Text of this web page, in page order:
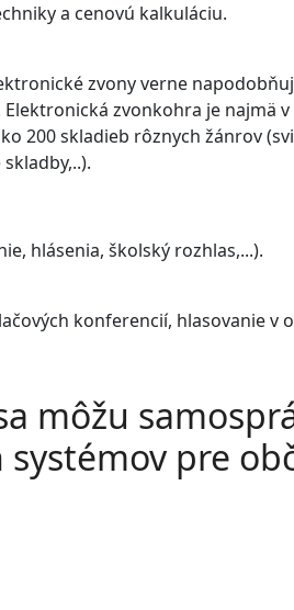
a cenovú kalkuláciu.
zvony verne
zvonkohra je najmä
200 skladieb rôznych žánrov
hlásenia, školský rozhlas,...).
konferencií, hlasovanie v
môžu
pre